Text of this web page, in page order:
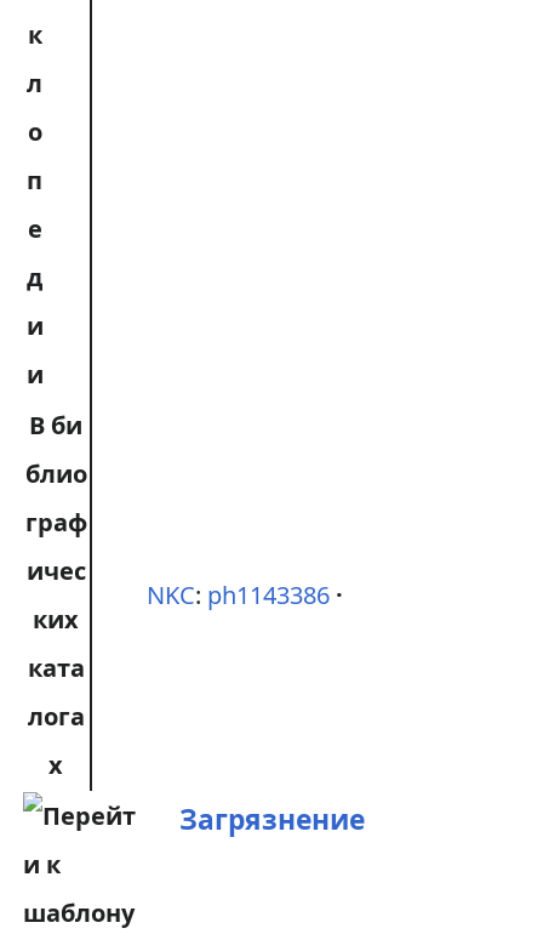
к
л
о
п
е
д
и
и
В би
блио
граф
ичес
ких
ката
лога
х
NKC: ph1143386
Загрязнение